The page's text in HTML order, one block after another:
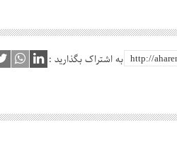
به اشتراک بگذارید :